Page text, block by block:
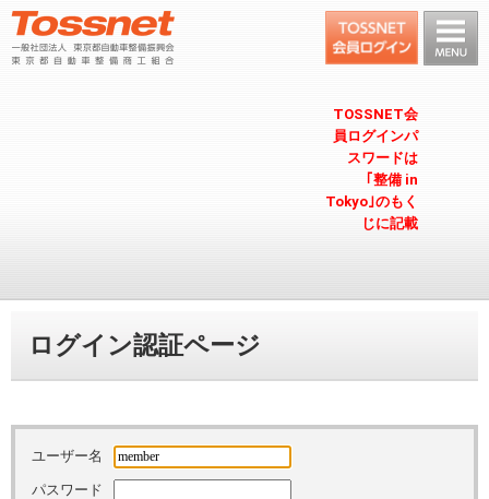
TOSSNET会
員ログインパ
スワードは
｢整備 in
Tokyo｣のもく
じに記載
ログイン認証ページ
ユーザー名
パスワード